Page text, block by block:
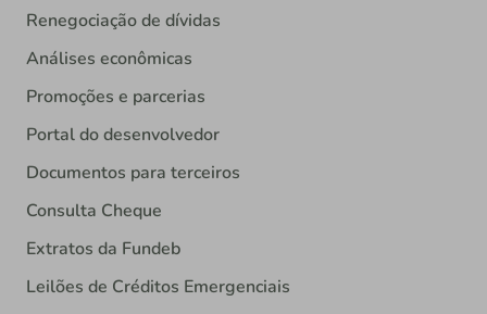
Renegociação de dívidas
Análises econômicas
Promoções e parcerias
Portal do desenvolvedor
Documentos para terceiros
Consulta Cheque
Extratos da Fundeb
Leilões de Créditos Emergenciais